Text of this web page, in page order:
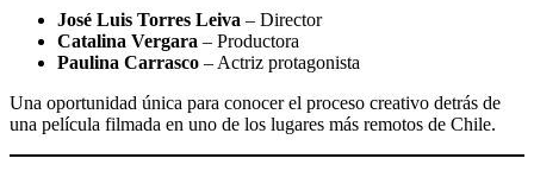
José Luis Torres Leiva – Director
Catalina Vergara – Productora
Paulina Carrasco – Actriz protagonista
Una oportunidad única para conocer el proceso creativo detrás de
una película filmada en uno de los lugares más remotos de Chile.